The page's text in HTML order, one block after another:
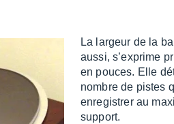
La largeur de la
aussi, s’ex­prime
en pouces. Elle
nombre de pistes
enre­gis­trer au
support.